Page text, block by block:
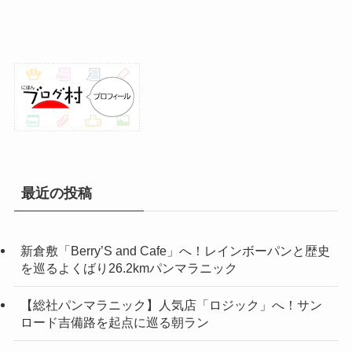
最近の投稿
新倉敷「Berry’S and Cafe」へ！レインボーパンと歴史
を巡るよくばり26.2kmパンマラニック
【総社パンマラニック】人気店「ロジック」へ！サン
ロード吉備路を起点に巡る朝ラン